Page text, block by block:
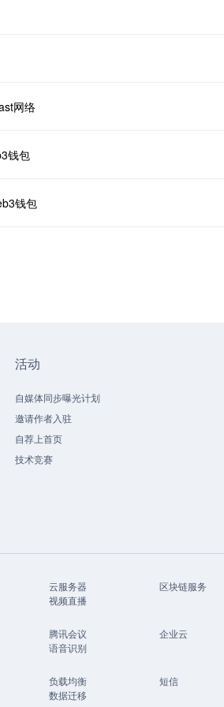
网络
钱包
钱包
活动
自媒体同步曝光计划
邀请作者入驻
自荐上首页
技术竞赛
云服务器 区块链服务
视频直播
腾讯会议 企业云
语音识别
负载均衡 短信
数据迁移